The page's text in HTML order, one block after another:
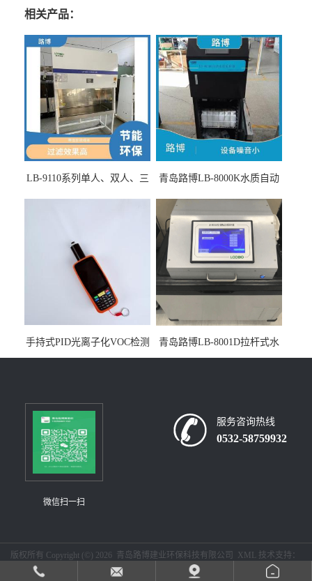
相关产品：
LB-9110系列单人、双人、三
青岛路博LB-8000K水质自动
手持式PID光离子化VOC检测
仪（挥发性有机物设备）
青岛路博LB-8001D拉杆式水
质采样器
微信扫一扫
服务咨询热线
0532-58759932
版权所有 Copyright (©) 2026 青岛路博建业环保科技有限公司 XML 技术支持：
盖德化工网